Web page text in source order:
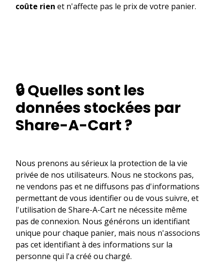
coûte rien et n'affecte pas le prix de votre panier.
🔒 Quelles sont les
données stockées par
Share-A-Cart ?
Nous prenons au sérieux la protection de la vie
privée de nos utilisateurs. Nous ne stockons pas,
ne vendons pas et ne diffusons pas d'informations
permettant de vous identifier ou de vous suivre, et
l'utilisation de Share-A-Cart ne nécessite même
pas de connexion. Nous générons un identifiant
unique pour chaque panier, mais nous n'associons
pas cet identifiant à des informations sur la
personne qui l'a créé ou chargé.